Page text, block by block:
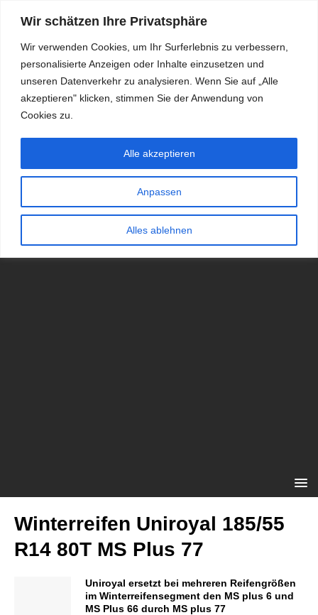
Wir schätzen Ihre Privatsphäre
Wir verwenden Cookies, um Ihr Surferlebnis zu verbessern,
personalisierte Anzeigen oder Inhalte einzusetzen und
unseren Datenverkehr zu analysieren. Wenn Sie auf „Alle
akzeptieren" klicken, stimmen Sie der Anwendung von
Cookies zu.
Anpassen
Alles ablehnen
Alle akzeptieren
RDKS.EXPERT
TESTS, EXPERTEN-TIPPS RUND UM DAS THEMA RDKS UND
Winterreifen Uniroyal 185/55
R14 80T MS Plus 77
Uniroyal ersetzt bei mehreren Reifengrößen
im Winterreifensegment den MS plus 6 und
MS Plus 66 durch MS plus 77